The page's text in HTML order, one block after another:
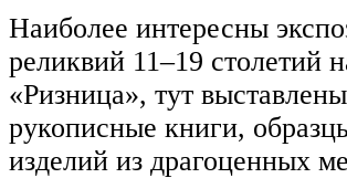
Наиболее интересны
реликвий 11–19 столетий
«Ризница», тут
рукописные книги,
изделий из драгоценных